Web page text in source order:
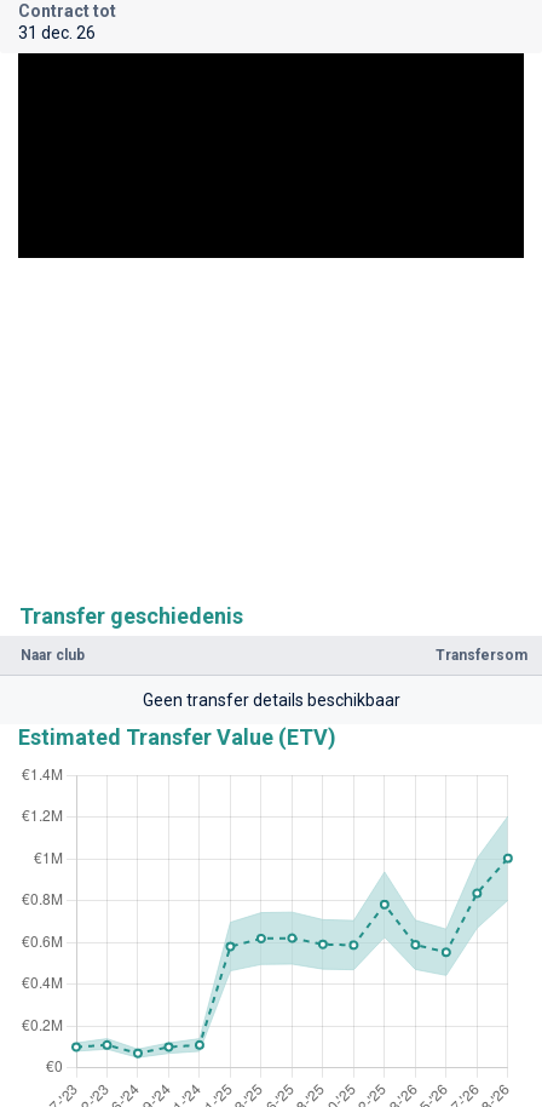
Transfer geschiedenis
Naar club Transfersom
Geen transfer details beschikbaar
Estimated Transfer Value (ETV)
Contract tot
31 dec. 26